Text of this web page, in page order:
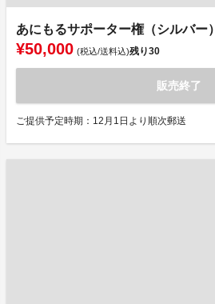
あにもるサポーター権（シルバー）
¥50,000 (税込/送料込)残り30
販売終了
ご提供予定時期：12月1日より順次郵送